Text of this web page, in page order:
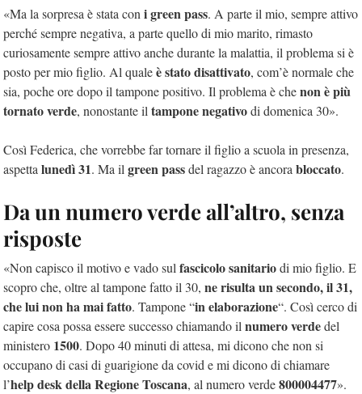
«Ma la sorpresa è stata con i green pass. A parte il mio, sempre attivo
perché sempre negativa, a parte quello di mio marito, rimasto
curiosamente sempre attivo anche durante la malattia, il problema si è
posto per mio figlio. Al qualeè stato disattivato, com’è normale che
sia, poche ore dopo il tampone positivo. Il problema è chenon è più
tornato verde, nonostante il tampone negativodi domenica 30».
Così Federica, che vorrebbe far tornare il figlio a scuola in presenza,
aspetta lunedì 31. Ma il green passdel ragazzo è ancora bloccato.
Da un numero verde all’altro, senza
risposte
«Non capisco il motivo e vado sul fascicolo sanitariodi mio figlio. E
scopro che, oltre al tampone fatto il 30, ne risulta un secondo, il 31,
che lui non ha mai fatto. Tampone “in elaborazione“. Così cerco di
capire cosa possa essere successo chiamando il numero verdedel
ministero 1500. Dopo 40 minuti di attesa, mi dicono che non si
occupano di casi di guarigione da covid e mi dicono di chiamare
l’help desk della Regione Toscana, al numero verde800004477».